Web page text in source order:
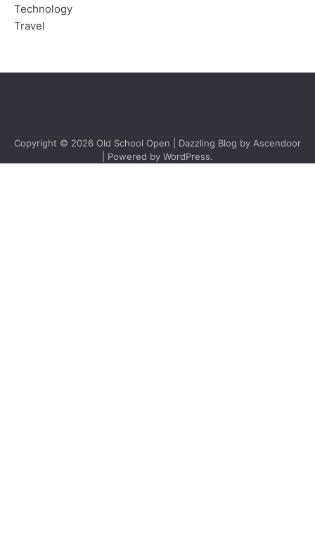
Technology
Travel
Copyright © 2026 Old School Open | Dazzling Blog by Ascendoor
| Powered by WordPress.